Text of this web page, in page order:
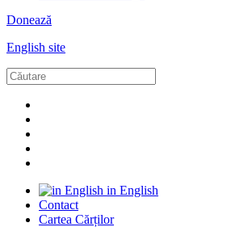
Donează
English site
in English
Contact
Cartea Cărților